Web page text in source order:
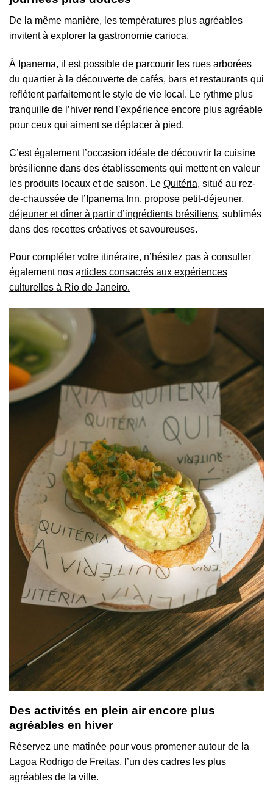
De la même manière, les températures plus agréables
invitent à explorer la gastronomie carioca.
À Ipanema, il est possible de parcourir les rues arborées
du quartier à la découverte de cafés, bars et restaurants qui
reflètent parfaitement le style de vie local. Le rythme plus
tranquille de l’hiver rend l’expérience encore plus agréable
pour ceux qui aiment se déplacer à pied.
C’est également l’occasion idéale de découvrir la cuisine
brésilienne dans des établissements qui mettent en valeur
les produits locaux et de saison. Le Quitéria, situé au rez-
de-chaussée de l’Ipanema Inn, propose petit-déjeuner,
déjeuner et dîner à partir d’ingrédients brésiliens, sublimés
dans des recettes créatives et savoureuses.
Pour compléter votre itinéraire, n’hésitez pas à consulter
également nos articles consacrés aux expériences
culturelles à Rio de Janeiro.
Des activités en plein air encore plus
agréables en hiver
Réservez une matinée pour vous promener autour de la
Lagoa Rodrigo de Freitas, l’un des cadres les plus
agréables de la ville.